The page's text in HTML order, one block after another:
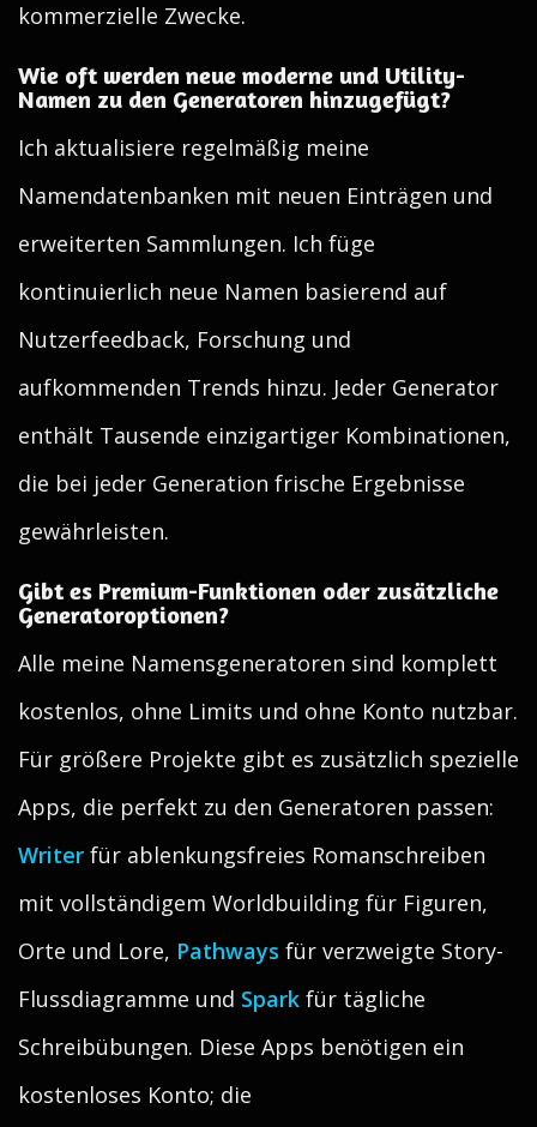
kommerzielle Zwecke.
Wie oft werden neue moderne und Utility-
Namen zu den Generatoren hinzugefügt?
Ich aktualisiere regelmäßig meine
Namendatenbanken mit neuen Einträgen und
erweiterten Sammlungen. Ich füge
kontinuierlich neue Namen basierend auf
Nutzerfeedback, Forschung und
aufkommenden Trends hinzu. Jeder Generator
enthält Tausende einzigartiger Kombinationen,
die bei jeder Generation frische Ergebnisse
gewährleisten.
Gibt es Premium-Funktionen oder zusätzliche
Generatoroptionen?
Alle meine Namensgeneratoren sind komplett
kostenlos, ohne Limits und ohne Konto nutzbar.
Für größere Projekte gibt es zusätzlich spezielle
Apps, die perfekt zu den Generatoren passen:
Writer für ablenkungsfreies Romanschreiben
mit vollständigem Worldbuilding für Figuren,
Orte und Lore, Pathways für verzweigte Story-
Flussdiagramme und Spark für tägliche
Schreibübungen. Diese Apps benötigen ein
kostenloses Konto; die